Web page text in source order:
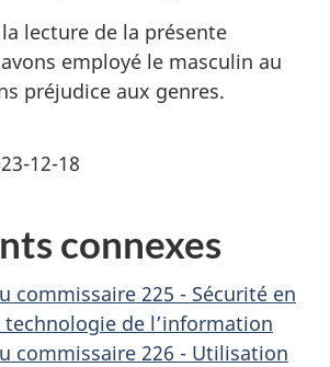
lecture de la présente
employé le masculin au
préjudice aux genres.
12-18
connexes
commissaire 225 - Sécurité en
de l’information
commissaire 226 - Utilisation